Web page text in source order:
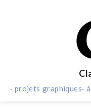
· projets graphiques·